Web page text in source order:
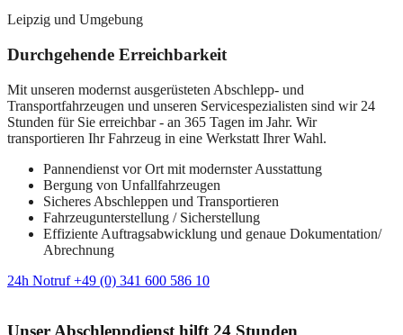
Leipzig und Umgebung
Durchgehende Erreichbarkeit
Mit unseren modernst ausgerüsteten Abschlepp- und
Transportfahrzeugen und unseren Servicespezialisten sind wir 24
Stunden für Sie erreichbar - an 365 Tagen im Jahr. Wir
transportieren Ihr Fahrzeug in eine Werkstatt Ihrer Wahl.
Pannendienst vor Ort mit modernster Ausstattung
Bergung von Unfallfahrzeugen
Sicheres Abschleppen und Transportieren
Fahrzeugunterstellung / Sicherstellung
Effiziente Auftragsabwicklung und genaue Dokumentation/
Abrechnung
24h Notruf +49 (0) 341 600 586 10